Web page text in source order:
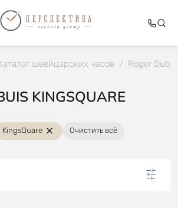
швейцарских часов / Roger
KINGSQUARE
KingsQuare Очистить всё